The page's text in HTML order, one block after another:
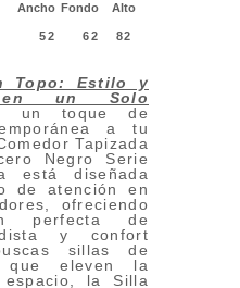
Ancho Fondo Alto
52 62 82
Topo: Estilo y
en un Solo
un toque de
a tu
Tapizada
Negro Serie
está diseñada
de atención en
ofreciendo
perfecta de
y confort
sillas de
que eleven la
la Silla